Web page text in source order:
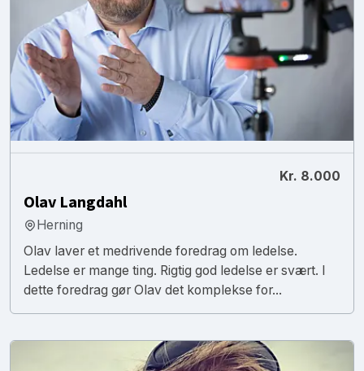
Kr. 8.000
Olav Langdahl
Herning
Olav laver et medrivende foredrag om ledelse.
Ledelse er mange ting. Rigtig god ledelse er svært. I
dette foredrag gør Olav det komplekse for...